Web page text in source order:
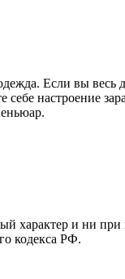
Если вы весь
настроение
характер и ни
кодекса РФ.